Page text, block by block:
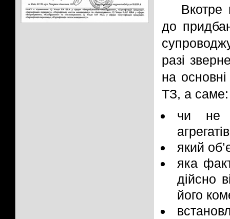
Вкотре
до
разі
на
ТЗ, а саме:
чи не
який
яка
дійсно
його